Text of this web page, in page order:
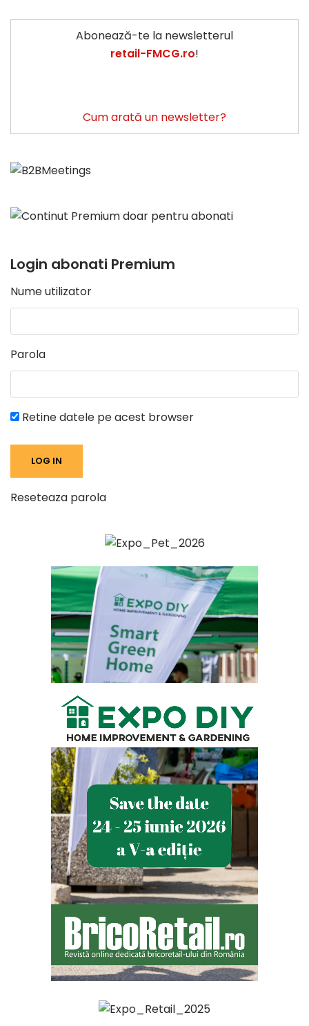
Abonează-te la newsletterul
retail-FMCG.ro!
Cum arată un newsletter?
Login abonati Premium
Nume utilizator
Parola
Retine datele pe acest browser
Reseteaza parola